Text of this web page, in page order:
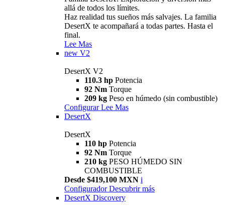
allá de todos los límites.
Haz realidad tus sueños más salvajes. La familia
DesertX te acompañará a todas partes. Hasta el
final.
Lee Mas
new V2
DesertX V2
110.3 hp Potencia
92 Nm Torque
209 kg Peso en húmedo (sin combustible)
Configurar Lee Mas
DesertX
DesertX
110 hp Potencia
92 Nm Torque
210 kg PESO HÚMEDO SIN
COMBUSTIBLE
Desde $419,100 MXN i
Configurador Descubrir más
DesertX Discovery